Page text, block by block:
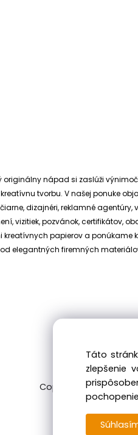
originálny nápad si zaslúži
tvorbu. V našej ponuke
dizajnéri, reklamné
vizitiek, pozvánok, certifikátov,
papierov a ponúkame
elegantných firemných
Copyright © 2017
Táto
zlepšenie